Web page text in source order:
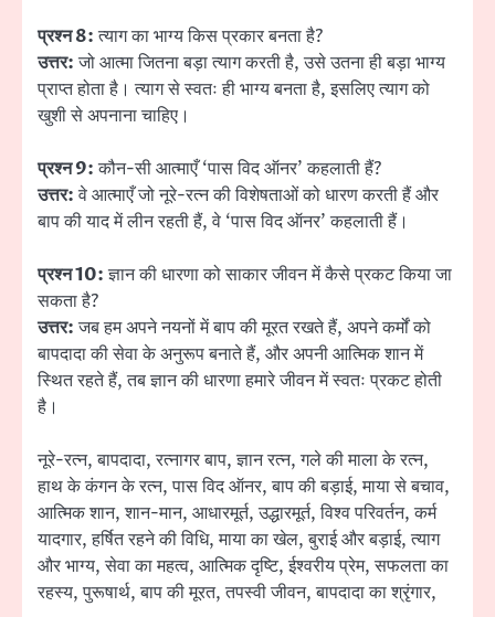
प्रश्न 8:त्याग का भाग्य किस प्रकार बनता है?
उत्तर:जो आत्मा जितना बड़ा त्याग करती है, उसे उतना ही बड़ा भाग्य
प्राप्त होता है। त्याग से स्वतः ही भाग्य बनता है, इसलिए त्याग को
खुशी से अपनाना चाहिए।
प्रश्न 9:कौन-सी आत्माएँ ‘पास विद ऑनर’ कहलाती हैं?
उत्तर:वे आत्माएँ जो नूरे-रत्न की विशेषताओं को धारण करती हैं और
बाप की याद में लीन रहती हैं, वे ‘पास विद ऑनर’ कहलाती हैं।
प्रश्न 10:ज्ञान की धारणा को साकार जीवन में कैसे प्रकट किया जा
सकता है?
उत्तर:जब हम अपने नयनों में बाप की मूरत रखते हैं, अपने कर्मों को
बापदादा की सेवा के अनुरूप बनाते हैं, और अपनी आत्मिक शान में
स्थित रहते हैं, तब ज्ञान की धारणा हमारे जीवन में स्वतः प्रकट होती
है।
नूरे-रत्न, बापदादा, रत्नागर बाप, ज्ञान रत्न, गले की माला के रत्न,
हाथ के कंगन के रत्न, पास विद ऑनर, बाप की बड़ाई, माया से बचाव,
आत्मिक शान, शान-मान, आधारमूर्त, उद्धारमूर्त, विश्व परिवर्तन, कर्म
यादगार, हर्षित रहने की विधि, माया का खेल, बुराई और बड़ाई, त्याग
और भाग्य, सेवा का महत्व, आत्मिक दृष्टि, ईश्वरीय प्रेम, सफलता का
रहस्य, पुरूषार्थ, बाप की मूरत, तपस्वी जीवन, बापदादा का श्रृंगार,